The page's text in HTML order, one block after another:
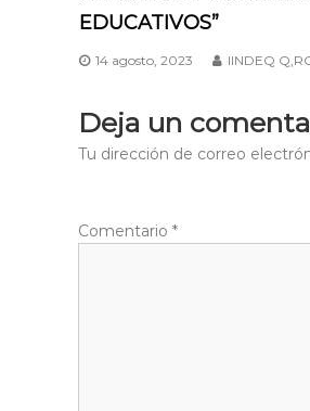
e
n
t
a
EDUCATIVOS”
14 agosto, 2023 IINDEQ
Deja un
Tu dirección de correo
Comentario *